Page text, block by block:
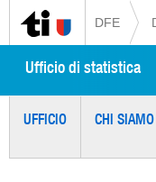
DFE
Ufficio di statistica
UFFICIO CHI SIAMO